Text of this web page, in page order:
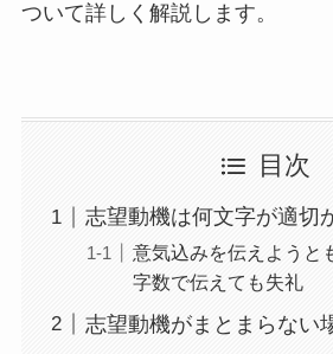
ついて詳しく解説します。
目次
志望動機は何文字が適切
意気込みを伝えようと
字数で伝えても失礼
志望動機がまとまらない